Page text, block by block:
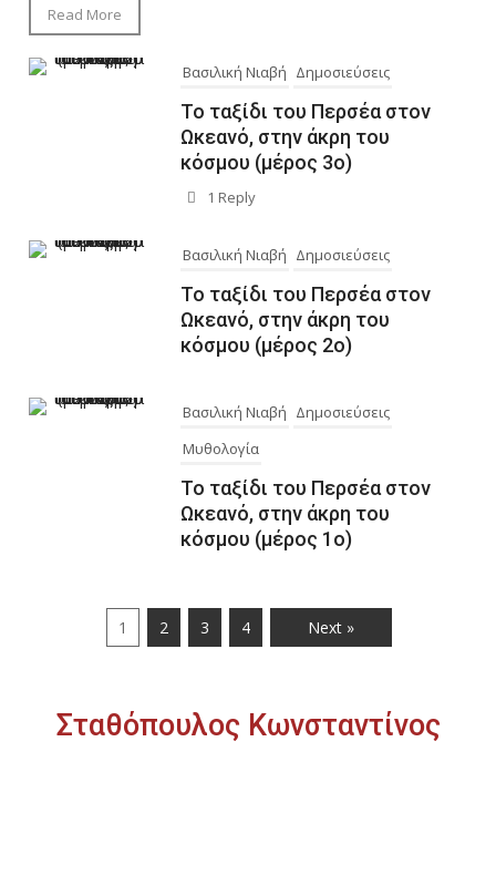
Read More
Βασιλική Νιαβή Δημοσιεύσεις
Το ταξίδι του Περσέα στον
Ωκεανό, στην άκρη του
κόσμου (μέρος 3ο)
1 Reply
Βασιλική Νιαβή Δημοσιεύσεις
Το ταξίδι του Περσέα στον
Ωκεανό, στην άκρη του
κόσμου (μέρος 2ο)
Βασιλική Νιαβή Δημοσιεύσεις
Μυθολογία
Το ταξίδι του Περσέα στον
Ωκεανό, στην άκρη του
κόσμου (μέρος 1ο)
1 2 3 4 Next »
Σταθόπουλος Κωνσταντίνος